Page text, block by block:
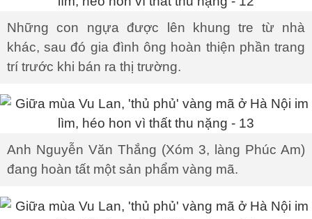
Những con ngựa được lên khung tre từ nhà
khác, sau đó gia đình ông hoàn thiện phần trang
trí trước khi bán ra thị trường.
Anh Nguyễn Văn Thắng (Xóm 3, làng Phúc Am)
đang hoàn tất một sản phẩm vàng mã.